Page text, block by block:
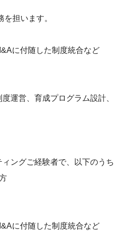
担います。
に付随した制度統合など
運営、育成プログラム設計、
ングご経験者で、以下のうち
に付随した制度統合など